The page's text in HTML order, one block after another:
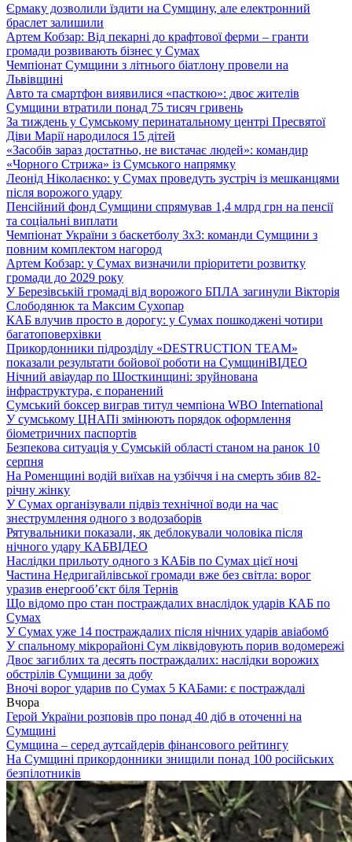
Єрмаку дозволили їздити на Сумщину, але електронний
браслет залишили
Артем Кобзар: Від пекарні до крафтової ферми – гранти
громади розвивають бізнес у Сумах
Чемпіонат Сумщини з літнього біатлону провели на
Львівщині
Авто та смартфон виявилися «пасткою»: двоє жителів
Сумщини втратили понад 75 тисяч гривень
За тиждень у Сумському перинатальному центрі Пресвятої
Діви Марії народилося 15 дітей
«Засобів зараз достатньо, не вистачає людей»: командир
«Чорного Стрижа» із Сумського напрямку
Леонід Ніколаєнко: у Сумах проведуть зустріч із мешканцями
після ворожого удару
Пенсійний фонд Сумщини спрямував 1,4 млрд грн на пенсії
та соціальні виплати
Чемпіонат України з баскетболу 3х3: команди Сумщини з
повним комплектом нагород
Артем Кобзар: у Сумах визначили пріоритети розвитку
громади до 2029 року
У Березівській громаді від ворожого БПЛА загинули Вікторія
Слободянюк та Максим Сухопар
КАБ влучив просто в дорогу: у Сумах пошкоджені чотири
багатоповерхівки
Прикордонники підрозділу «DESTRUCTION TEAM»
показали результати бойової роботи на СумщиніВІДЕО
Нічний авіаудар по Шосткинщині: зруйнована
інфраструктура, є поранений
Сумський боксер виграв титул чемпіона WBO International
У сумському ЦНАПі змінюють порядок оформлення
біометричних паспортів
Безпекова ситуація у Сумській області станом на ранок 10
серпня
На Роменщині водій виїхав на узбіччя і на смерть збив 82-
річну жінку
У Сумах організували підвіз технічної води на час
знеструмлення одного з водозаборів
Рятувальники показали, як деблокували чоловіка після
нічного удару КАБВІДЕО
Наслідки прильоту одного з КАБів по Сумах цієї ночі
Частина Недригайлівської громади вже без світла: ворог
уразив енергооб’єкт біля Тернів
Що відомо про стан постраждалих внаслідок ударів КАБ по
Сумах
У Сумах уже 14 постраждалих після нічних ударів авіабомб
У спальному мікрорайоні Сум ліквідовують порив водомережі
Двоє загиблих та десять постраждалих: наслідки ворожих
обстрілів Сумщини за добу
Вночі ворог ударив по Сумах 5 КАБами: є постраждалі
Вчора
Герой України розповів про понад 40 діб в оточенні на
Сумщині
Сумщина – серед аутсайдерів фінансового рейтингу
На Сумщині прикордонники знищили понад 100 російських
безпілотників